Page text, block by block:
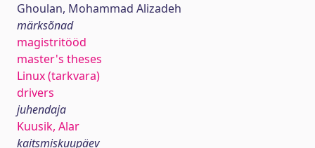
Ghoulan, Mohammad Alizadeh
märksõnad
magistritööd
master's theses
Linux (tarkvara)
drivers
juhendaja
Kuusik, Alar
kaitsmiskuupäev